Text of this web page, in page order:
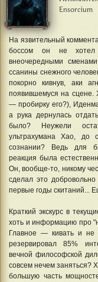
Ensorcium
На язвительный
боссом он не хотел
внеочередными
ссанины снежного
покорно кивнув, аки
появившемуся на сцене.
— пробирку его?),
а рука дернулась
было? Неужели
ультрахумана Хао, до
сознании? Ведь для
реакция была
Он, вообще-то, никому
сделал это
первые годы скитаний...
Краткий экскурс в
хоть и информацию про
Главное — кивать и не
резервировал 85%
вечной философской
совсем нечем заняться?
большую часть